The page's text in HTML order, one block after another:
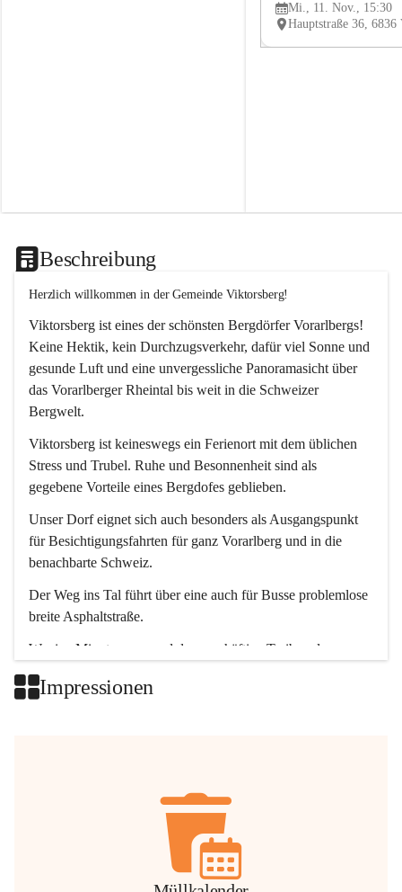
Mi., 11. Nov., 15:30
Beschreibung
Herzlich willkommen in der Gemeinde Viktorsberg!
Viktorsberg ist eines der schönsten Bergdörfer Vorarlbergs!
Keine Hektik, kein Durchzugsverkehr, dafür viel Sonne und
gesunde Luft und eine unvergessliche Panoramasicht über
das Vorarlberger Rheintal bis weit in die Schweizer
Bergwelt.
Viktorsberg ist keineswegs ein Ferienort mit dem üblichen
Stress und Trubel. Ruhe und Besonnenheit sind als
gegebene Vorteile eines Bergdofes geblieben.
Unser Dorf eignet sich auch besonders als Ausgangspunkt
für Besichtigungsfahrten für ganz Vorarlberg und in die
benachbarte Schweiz.
Der Weg ins Tal führt über eine auch für Busse problemlose
breite Asphaltstraße.
Wenige Minuten nur, und das geschäftige Treiben der
Impressionen